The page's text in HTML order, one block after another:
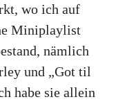
wo ich auf
Miniplaylist
nämlich
und „Got til
habe sie allein